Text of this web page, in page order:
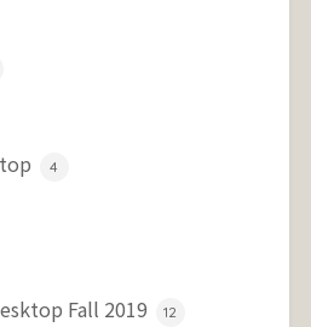
4
Fall 2019 12